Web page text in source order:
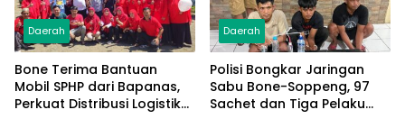
Daerah
Bone Terima Bantuan
Mobil SPHP dari Bapanas,
Perkuat Distribusi Logistik
Daerah
Polisi Bongkar Jaringan
Sabu Bone-Soppeng, 97
Sachet dan Tiga Pelaku